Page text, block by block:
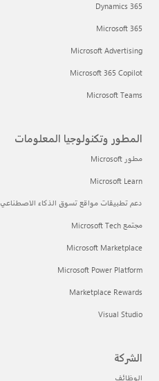
Dynamics 365
Microsoft 365
Microsoft Advertising
Microsoft 365 Copilot
Microsoft Teams
المطور وتكنولوجيا المعلومات
مطور Microsoft
Microsoft Learn
دعم تطبيقات مواقع تسوق الذكاء الاصطناعي
مجتمع Microsoft Tech
Microsoft Marketplace
Microsoft Power Platform
Marketplace Rewards
Visual Studio
الشركة
الوظائف